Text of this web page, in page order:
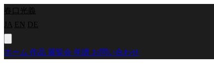
春口光義
JA EN DE
ホーム 作品 展覧会 年譜 お問い合わせ